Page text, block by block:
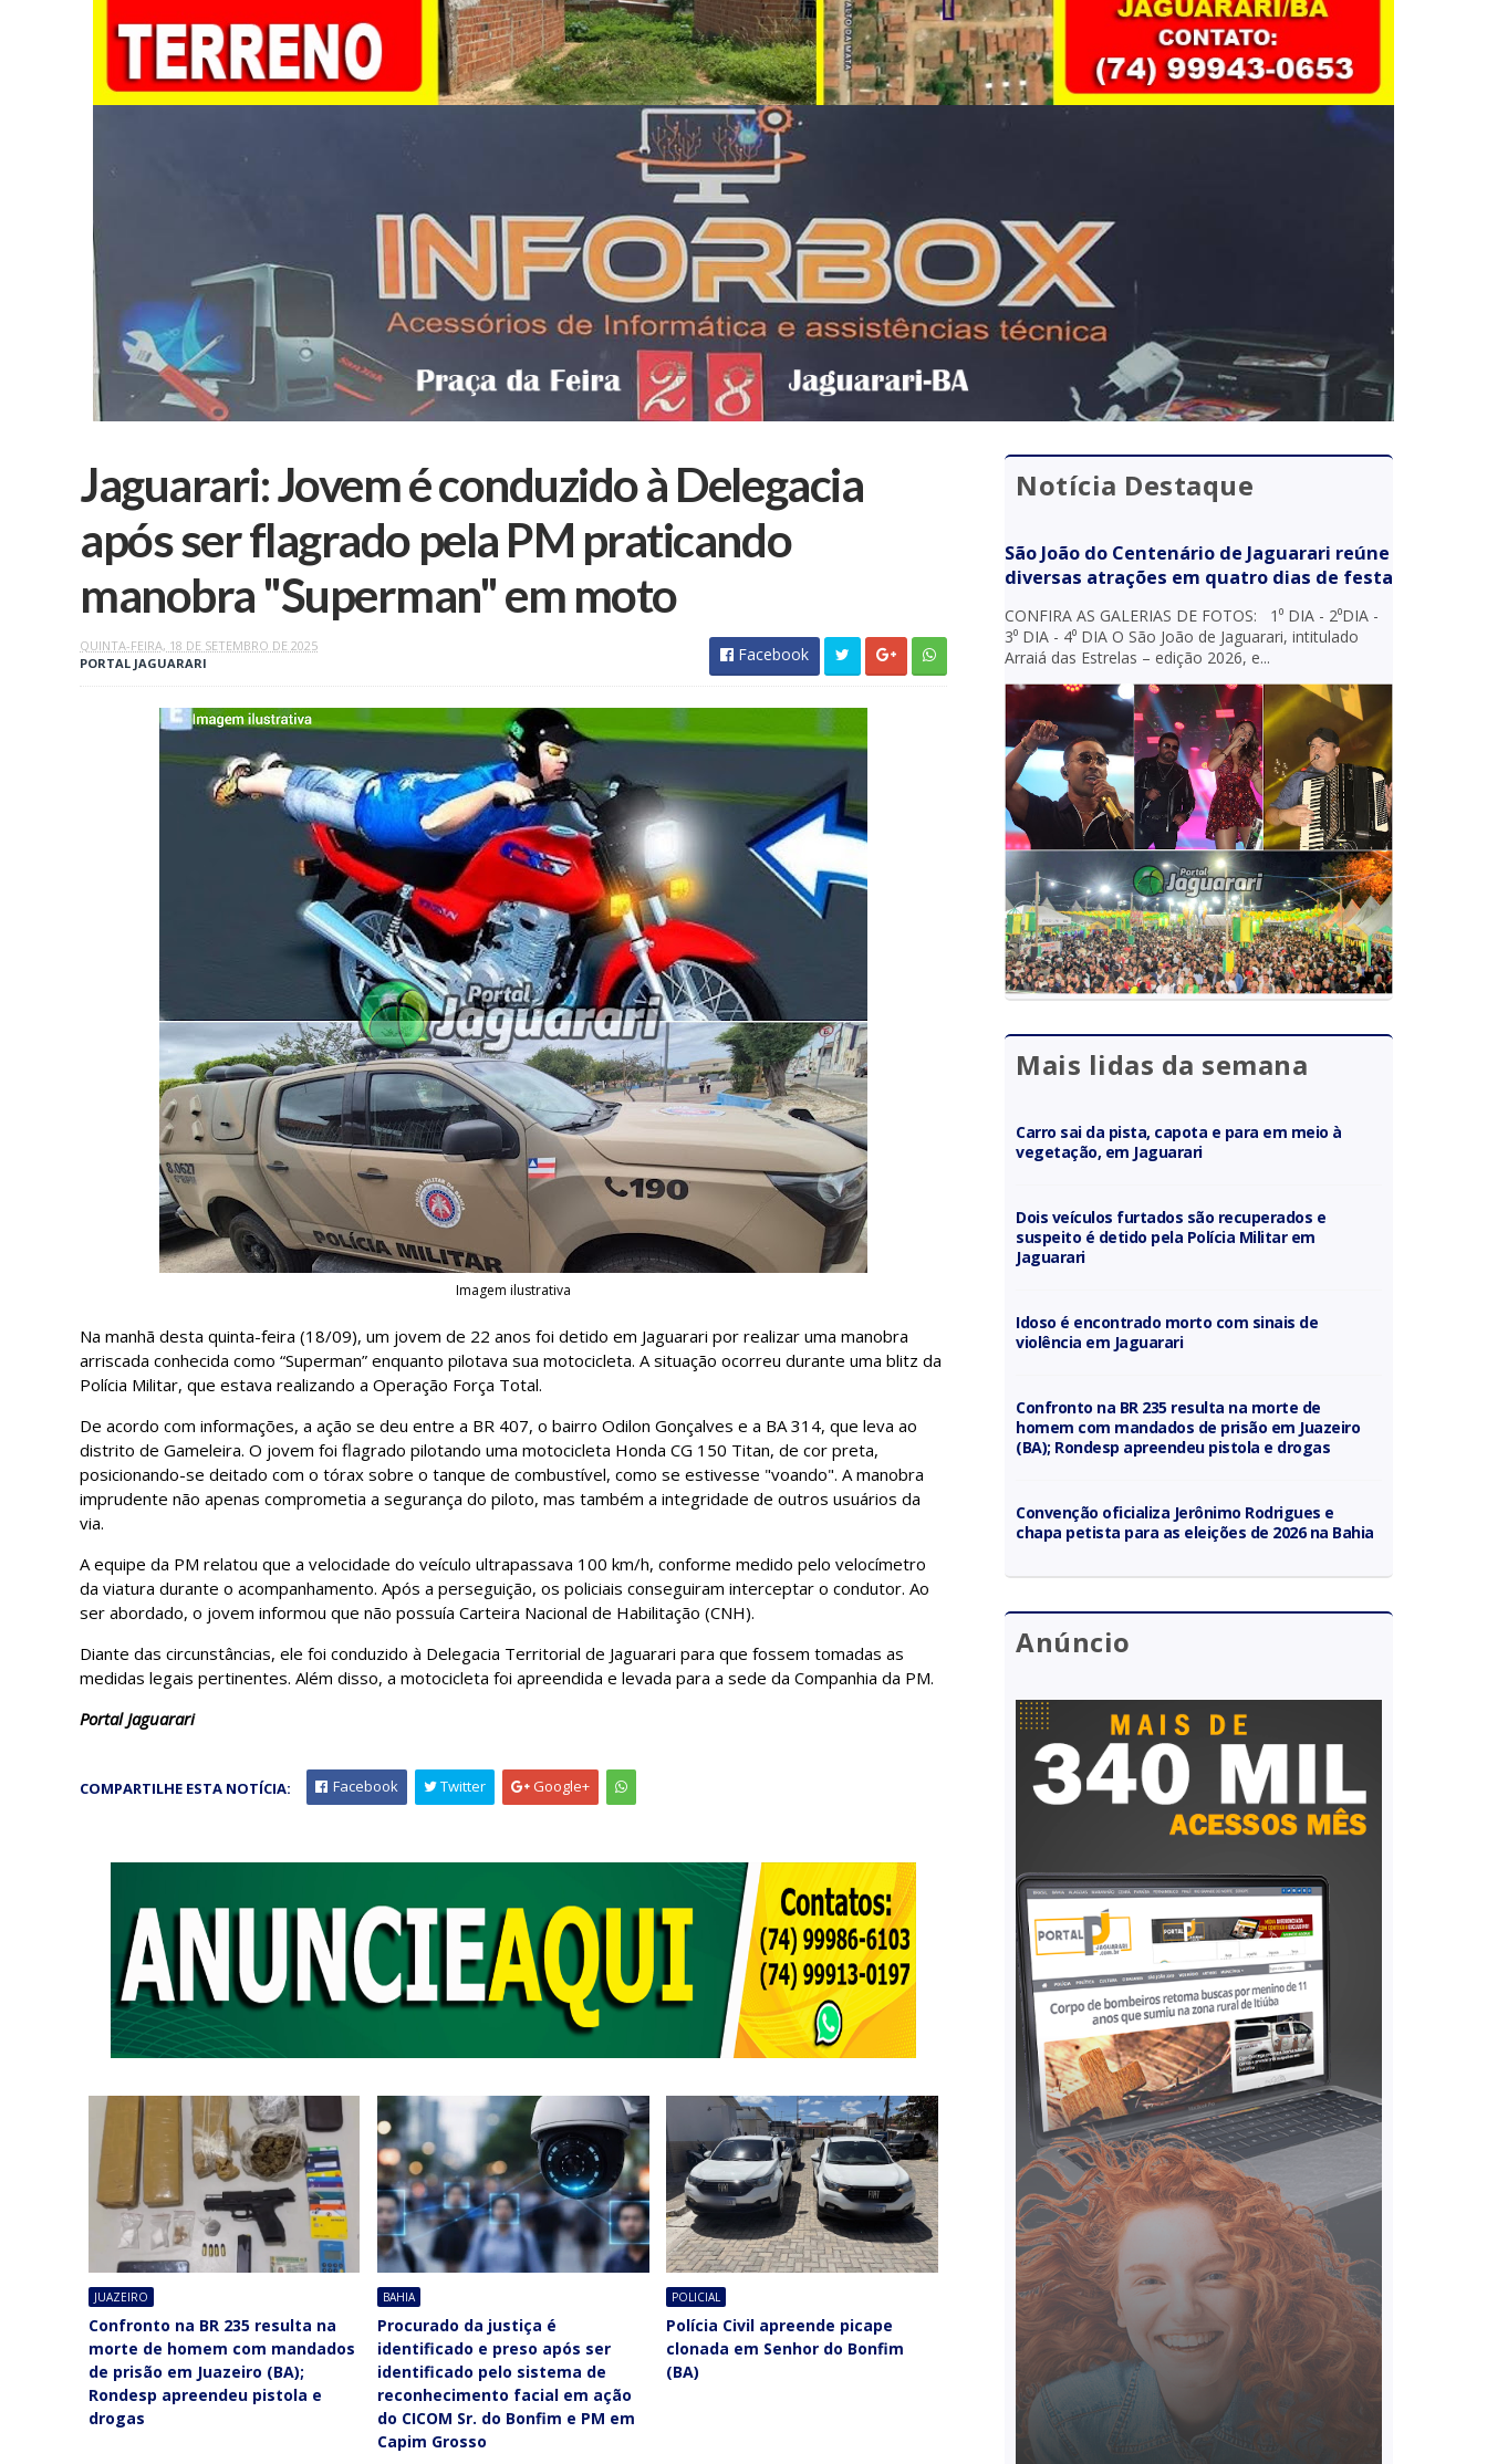
Jaguarari: Jovem é conduzido à Delegacia
após ser flagrado pela PM praticando
manobra "Superman" em moto
QUINTA-FEIRA, 18 DE SETEMBRO DE 2025
PORTAL JAGUARARI
Facebook
Imagem ilustrativa
Na manhã desta quinta-feira (18/09), um jovem de 22 anos foi detido em Jaguarari por realizar uma manobra
arriscada conhecida como “Superman” enquanto pilotava sua motocicleta. A situação ocorreu durante uma blitz da
Polícia Militar, que estava realizando a Operação Força Total.
De acordo com informações, a ação se deu entre a BR 407, o bairro Odilon Gonçalves e a BA 314, que leva ao
distrito de Gameleira. O jovem foi flagrado pilotando uma motocicleta Honda CG 150 Titan, de cor preta,
posicionando-se deitado com o tórax sobre o tanque de combustível, como se estivesse "voando". A manobra
imprudente não apenas comprometia a segurança do piloto, mas também a integridade de outros usuários da
via.
A equipe da PM relatou que a velocidade do veículo ultrapassava 100 km/h, conforme medido pelo velocímetro
da viatura durante o acompanhamento. Após a perseguição, os policiais conseguiram interceptar o condutor. Ao
ser abordado, o jovem informou que não possuía Carteira Nacional de Habilitação (CNH).
Diante das circunstâncias, ele foi conduzido à Delegacia Territorial de Jaguarari para que fossem tomadas as
medidas legais pertinentes. Além disso, a motocicleta foi apreendida e levada para a sede da Companhia da PM.
Portal Jaguarari
COMPARTILHE ESTA NOTÍCIA: Facebook Twitter Google+
JUAZEIRO
Confronto na BR 235 resulta na
morte de homem com mandados
de prisão em Juazeiro (BA);
Rondesp apreendeu pistola e
drogas
BAHIA
Procurado da justiça é
identificado e preso após ser
identificado pelo sistema de
reconhecimento facial em ação
do CICOM Sr. do Bonfim e PM em
Capim Grosso
POLICIAL
Polícia Civil apreende picape
clonada em Senhor do Bonfim
(BA)
Notícia Destaque
São João do Centenário de Jaguarari reúne
diversas atrações em quatro dias de festa
CONFIRA AS GALERIAS DE FOTOS: 1⁰ DIA - 2⁰DIA -
3⁰ DIA - 4⁰ DIA O São João de Jaguarari, intitulado
Arraiá das Estrelas – edição 2026, e...
Mais lidas da semana
Carro sai da pista, capota e para em meio à
vegetação, em Jaguarari
Dois veículos furtados são recuperados e
suspeito é detido pela Polícia Militar em
Jaguarari
Idoso é encontrado morto com sinais de
violência em Jaguarari
Confronto na BR 235 resulta na morte de
homem com mandados de prisão em Juazeiro
(BA); Rondesp apreendeu pistola e drogas
Convenção oficializa Jerônimo Rodrigues e
chapa petista para as eleições de 2026 na Bahia
Anúncio